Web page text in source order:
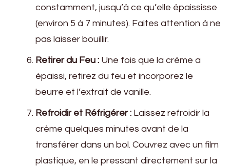
constamment, jusqu’à ce qu’elle épaississe
(environ 5 à 7 minutes). Faites attention à ne
pas laisser bouillir.
Retirer du Feu : Une fois que la crème a
épaissi, retirez du feu et incorporez le
beurre et l’extrait de vanille.
Refroidir et Réfrigérer : Laissez refroidir la
crème quelques minutes avant de la
transférer dans un bol. Couvrez avec un film
plastique, en le pressant directement sur la